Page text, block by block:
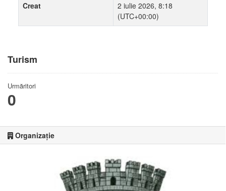
Turism
Urmăritori
0
Organizație
Creat
2 iulie 2026, 8:18
(UTC+00:00)